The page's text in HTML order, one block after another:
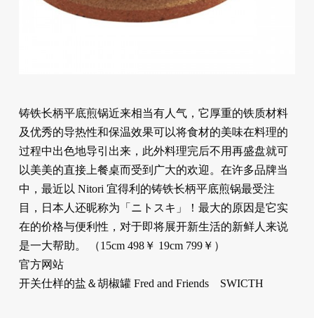
铸铁长柄平底煎锅近来相当有人气，它厚重的铁质材料
及优秀的导热性和保温效果可以将食材的美味在料理的
过程中出色地导引出来，此外料理完后不用再盛盘就可
以美美的直接上餐桌而受到广大的欢迎。在许多品牌当
中，最近以 Nitori 宜得利的铸铁长柄平底煎锅最受注
目，日本人还昵称为「ニトスキ」！最大的原因是它实
在的价格与便利性，对于即将展开新生活的新鲜人来说
是一大帮助。 （15cm 498￥ 19cm 799￥）
官方网站
开关仕样的盐＆胡椒罐 Fred and Friends SWICTH